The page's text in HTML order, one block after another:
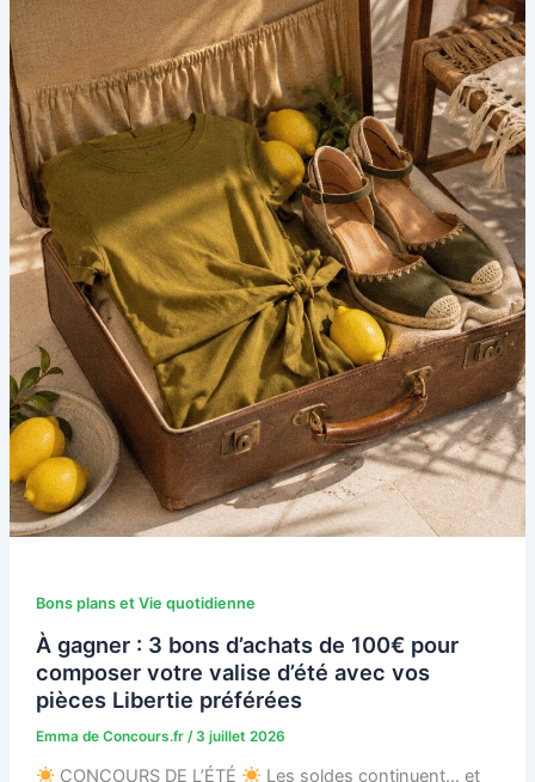
Bons plans et Vie quotidienne
À gagner : 3 bons d’achats de 100€ pour
composer votre valise d’été avec vos
pièces Libertie préférées
Emma de Concours.fr / 3 juillet 2026
CONCOURS DE L’ÉTÉ
Les soldes continuent… et